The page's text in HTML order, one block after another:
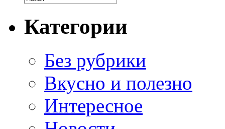
Категории
Без рубрики
Вкусно и полезно
Интересное